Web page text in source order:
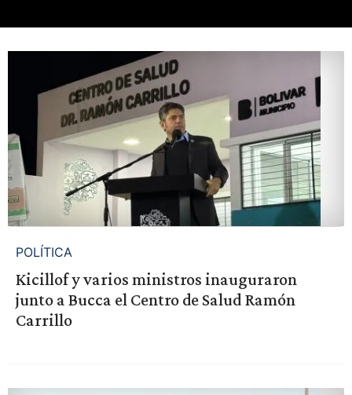
POLÍTICA
Kicillof y varios ministros inauguraron
junto a Bucca el Centro de Salud Ramón
Carrillo